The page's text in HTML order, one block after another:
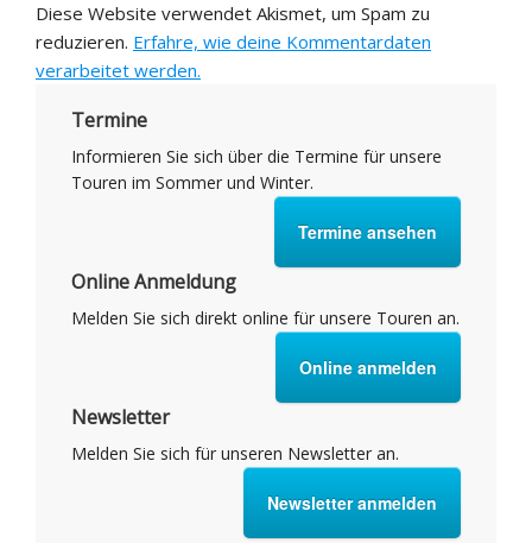
Diese Website verwendet Akismet, um Spam zu
reduzieren. Erfahre, wie deine Kommentardaten
verarbeitet werden.
Termine
Informieren Sie sich über die Termine für unsere
Touren im Sommer und Winter.
Termine ansehen
Online Anmeldung
Melden Sie sich direkt online für unsere Touren an.
Online anmelden
Newsletter
Melden Sie sich für unseren Newsletter an.
Newsletter anmelden